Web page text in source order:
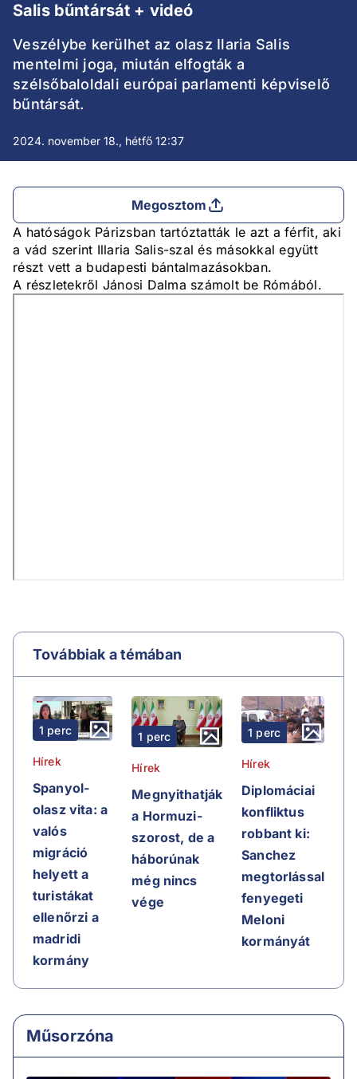
Salis bűntársát + videó
Veszélybe kerülhet az olasz Ilaria Salis
mentelmi joga, miután elfogták a
szélsőbaloldali európai parlamenti képviselő
bűntársát.
2024. november 18., hétfő 12:37
Megosztom
A hatóságok Párizsban tartóztatták le azt a férfit, aki
a vád szerint Illaria Salis-szal és másokkal együtt
részt vett a budapesti bántalmazásokban.
A részletekről Jánosi Dalma számolt be Rómából.
Továbbiak a témában
1 perc
Hírek
Spanyol-
olasz vita: a
valós
migráció
helyett a
turistákat
ellenőrzi a
madridi
kormány
1 perc
Hírek
Megnyithatják
a Hormuzi-
szorost, de a
háborúnak
még nincs
vége
1 perc
Hírek
Diplomáciai
konfliktus
robbant ki:
Sanchez
megtorlással
fenyegeti
Meloni
kormányát
Műsorzóna